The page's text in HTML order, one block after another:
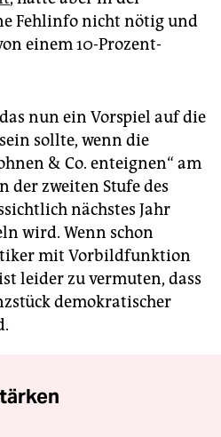
Fehlinfo nicht nötig und
einem 10-Prozent-
nun ein Vorspiel auf die
sollte, wenn die
& Co. enteignen“ am
der zweiten Stufe des
nächstes Jahr
wird. Wenn schon
mit Vorbildfunktion
leider zu vermuten, dass
demokratischer